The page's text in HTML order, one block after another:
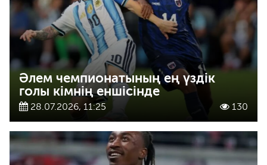
Әлем чемпионатының ең үздік
голы кімнің еншісінде
28.07.2026, 11:25 130